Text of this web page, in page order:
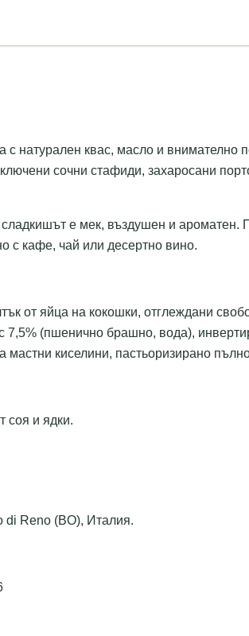
натурален квас, масло и внимателно
сочни стафиди, захаросани
е мек, въздушен и
с кафе, чай или десертно вино.
от яйца на кокошки, отглеждани
7,5% (пшенично брашно, вода),
мастни киселини, пастьоризирано
соя и ядки.
Reno (BO), Италия.